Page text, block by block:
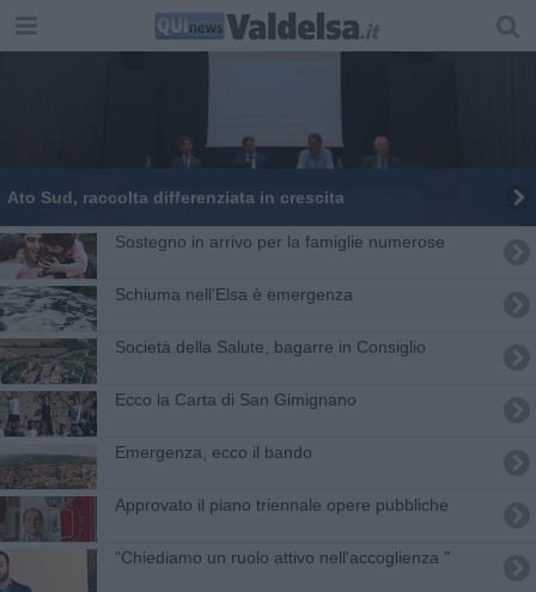
Ato Sud, raccolta differenziata in crescita
Sostegno in arrivo per la famiglie numerose
Schiuma nell'Elsa è emergenza
Società della Salute, bagarre in Consiglio
Ecco la Carta di San Gimignano
Emergenza, ecco il bando
Approvato il piano triennale opere pubbliche
"Chiediamo un ruolo attivo nell'accoglienza "